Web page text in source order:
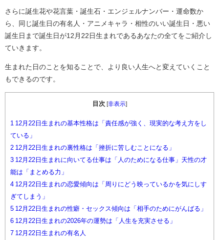
さらに誕生花や花言葉・誕生石・エンジェルナンバー・運命数か
ら、同じ誕生日の有名人・アニメキャラ・相性のいい誕生日・悪い
誕生日まで誕生日が12月22日生まれであるあなたの全てをご紹介し
ていきます。
生まれた日のことを知ることで、より良い人生へと変えていくこと
もできるのです。
目次 非表示]
1 12月22日生まれの基本性格は「責任感が強く、現実的な考え方をし
ている」
2 12月22日生まれの裏性格は「挫折に苦しむことになる」
3 12月22日生まれに向いてる仕事は「人のためになる仕事」天性の才
能は「まとめる力」
4 12月22日生まれの恋愛傾向は「周りにどう映っているかを気にしす
ぎてしまう」
5 12月22日生まれの性癖・セックス傾向は「相手のためにがんばる」
6 12月22日生まれの2026年の運勢は「人生を充実させる」
7 12月22日生まれの有名人